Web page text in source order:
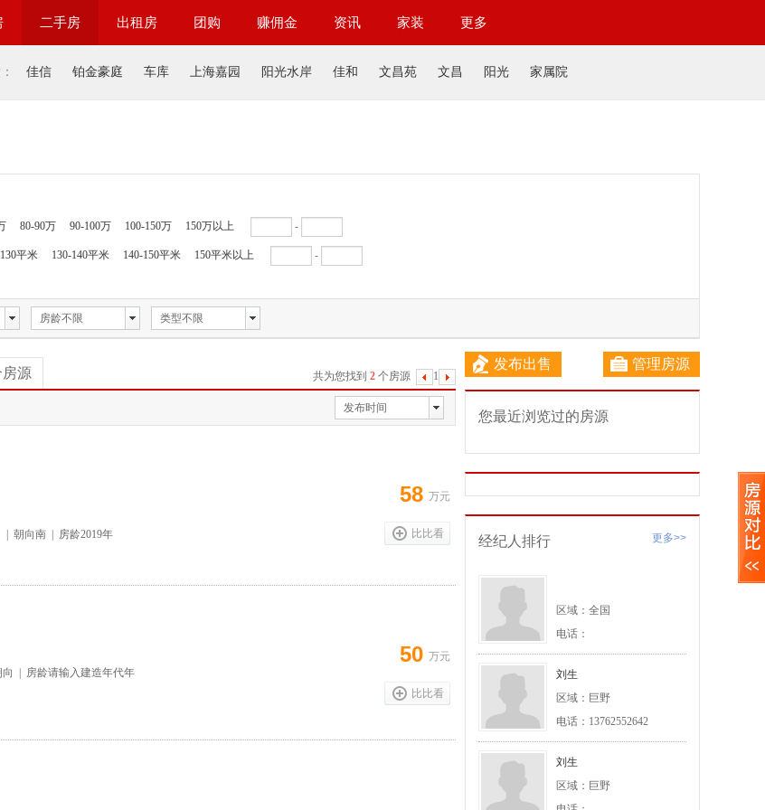
二手房 出租房 团购 赚佣金 资讯 家装 更多
佳信 铂金豪庭 车库 上海嘉园 阳光水岸 佳和 文昌苑 文昌 阳光 家属院
80-90万 90-100万 100-150万 150万以上 -
平米 130-140平米 140-150平米 150平米以上 -
房龄不限 类型不限
共为您找到 2 个房源 1
下
页
源
发布时间
朝向南
房龄2019年
58 万元
比比看
房龄请输入建造年代年
50 万元
比比看
发布出售 管理房源
您最近浏览过的房源
更多>>
经纪人排行
区域：全国
电话：
刘生
区域：巨野
电话：13762552642
刘生
区域：巨野